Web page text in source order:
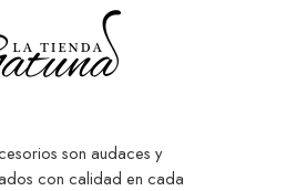
son audaces y
con calidad en cada